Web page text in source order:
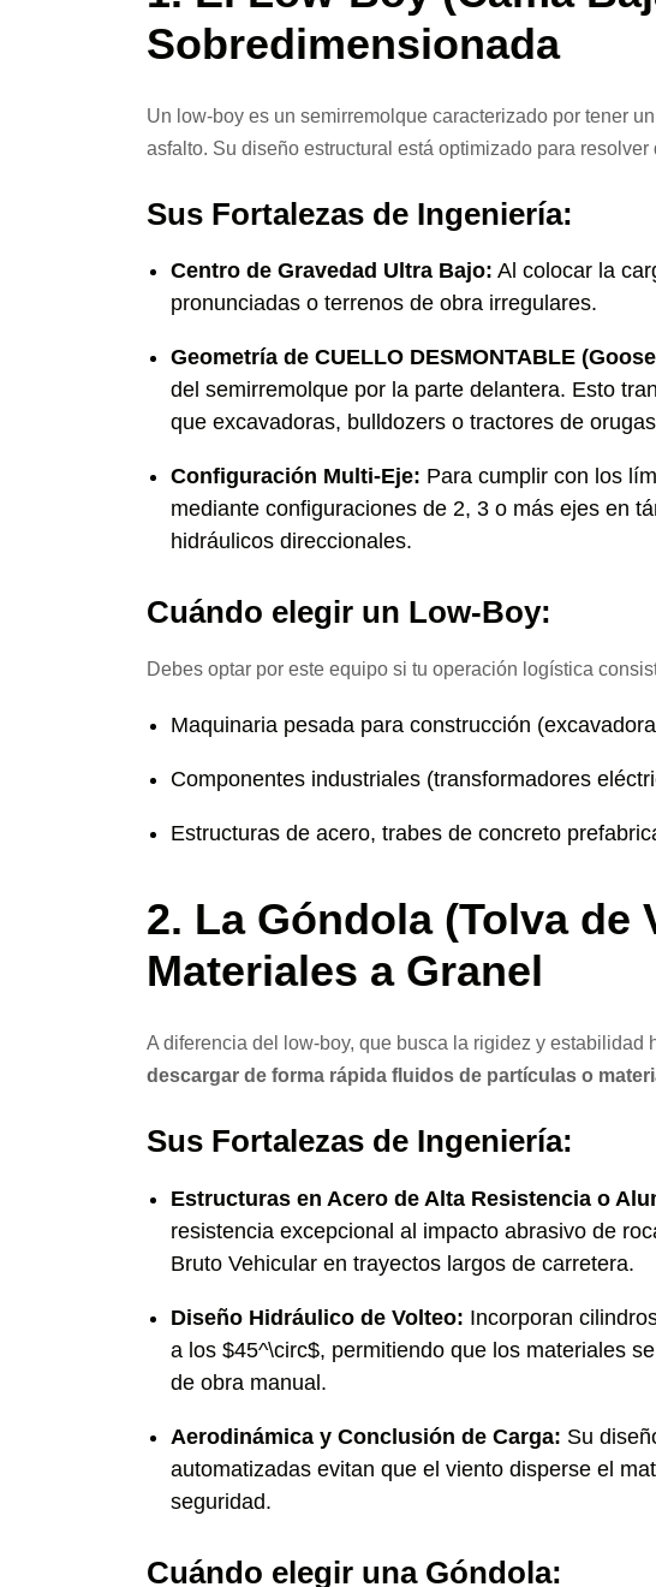
Sobredimensionada
Un low-boy es un semirremolque caracterizado por tener
asfalto. Su diseño estructural está optimizado para resolver
Sus Fortalezas de Ingeniería:
Centro de Gravedad Ultra Bajo: Al colocar la
pronunciadas o terrenos de obra irregulares.
Geometría de CUELLO DESMONTABLE
del semirremolque por la parte delantera. Esto
que excavadoras, bulldozers o tractores de
Configuración Multi-Eje: Para cumplir con los
mediante configuraciones de 2, 3 o más ejes en
hidráulicos direccionales.
Cuándo elegir un Low-Boy:
Debes optar por este equipo si tu operación logística
Maquinaria pesada para construcción
Componentes industriales (transformadores
Estructuras de acero, trabes de concreto
2. La Góndola (Tolva
Materiales a Granel
A diferencia del low-boy, que busca la rigidez y
descargar de forma rápida fluidos de partículas o
Sus Fortalezas de Ingeniería:
Estructuras en Acero de Alta Resistencia o
resistencia excepcional al impacto abrasivo de
Bruto Vehicular en trayectos largos de carretera.
Diseño Hidráulico de Volteo: Incorporan
a los $45^\circ$, permitiendo que los materiales
de obra manual.
Aerodinámica y Conclusión de Carga: Su
automatizadas evitan que el viento disperse el
seguridad.
Cuándo elegir una Góndola: